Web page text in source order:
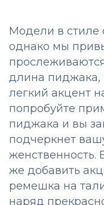
Модели в стиле
однако мы
длина пиджака,
легкий акцент
попробуйте
пиджака и вы
подчеркнет
женственность.
же добавить
ремешка на
наряд